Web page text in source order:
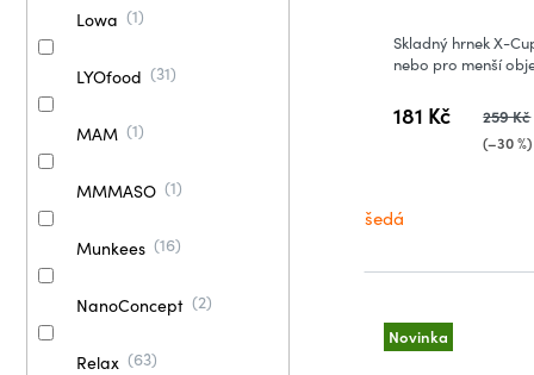
Lowa 1
LYOfood 31
MAM 1
MMMASO 1
Munkees 16
NanoConcept 2
Relax 63
181 Kč 259 Kč
(–30 %)
Skladný hrnek X-
nebo pro menší
šedá
Novinka